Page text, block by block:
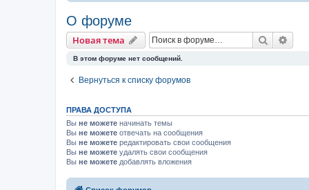
О форуме
Новая тема Поиск
В этом форуме нет сообщений.
Вернуться к списку форумов
ПРАВА ДОСТУПА
Вы не можете начинать темы
Вы не можете отвечать на сообщения
Вы не можете редактировать свои сообщения
Вы не можете удалять свои сообщения
Вы не можете добавлять вложения